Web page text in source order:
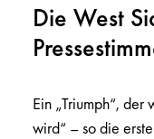
Die West
Ein „Triumph“,
wird“ – so die